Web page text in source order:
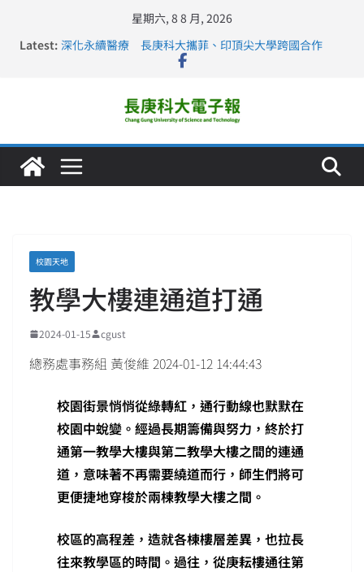
星期六, 8 8 月, 2026
Latest: 深化永續醫療 長庚科大攜菲、印頂尖大學跨國合作
長庚科大訪凱瑟醫療集團、美容學校收穫豐
仁德醫專與長庚科大締結策略聯盟 培育護理尖兵
長庚科大連四年穩居《遠見》醫學大學第5名 辦學實力再
校園天地
教學大樓連通道打通
2024-01-15 cgust
總務處事務組 黃俊維 2024-01-12 14:44:43
校園街景悄悄從綠轉紅，通行動線也默默在
校園中蛻變。經過長期籌備與努力，終於打
通第一教學大樓與第二教學大樓之間的連通
道，意味著不再需要繞道而行，師生們將可
更便捷地穿梭於兩棟教學大樓之間。
校區的高程差，造就各棟樓層差異，也拉長
往來教學區的時間。過往，從庚耘樓通往第